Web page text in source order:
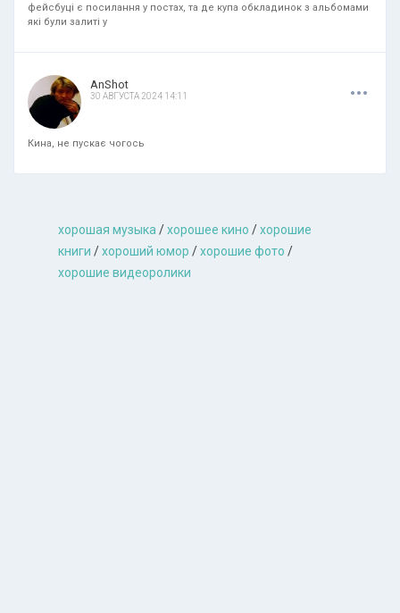
фейсбуці є посилання у постах, та де купа обкладинок з альбомами
які були залиті у
AnShot
30 АВГУСТА 2024 14:11 ...
Кина, не пускає чогось
хорошая музыкa /хорошее кино /хорошие
книги /хороший юмор /хорошие фото /
хорошие видеоролики